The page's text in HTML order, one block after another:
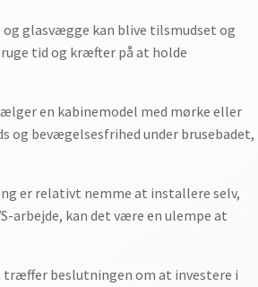
glasvægge kan blive tilsmudset og
tid og kræfter på at holde
en kabinemodel med mørke eller
og bevægelsesfrihed under brusebadet,
er relativt nemme at installere selv,
arbejde, kan det være en ulempe at
beslutningen om at investere i